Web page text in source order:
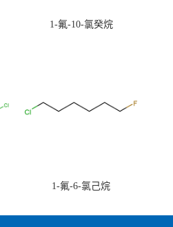
1-氟-10-氯癸烷
1-氟-6-氯己烷